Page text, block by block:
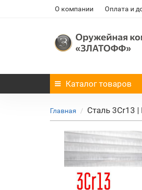
О компании Оплата и
Каталог товаров
Главная Сталь 3Cr13